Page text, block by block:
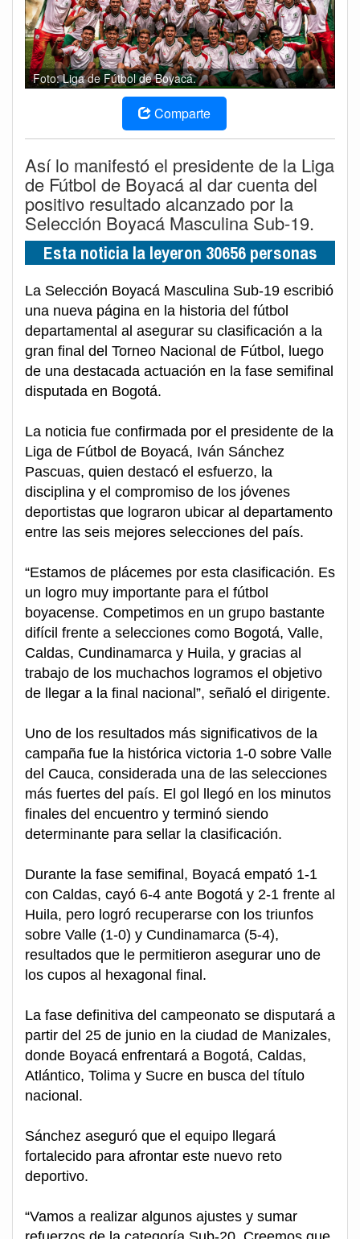
Foto: Liga de Fútbol de Boyacá.
Comparte
Así lo manifestó el presidente de la Liga
de Fútbol de Boyacá al dar cuenta del
positivo resultado alcanzado por la
Selección Boyacá Masculina Sub-19.
Esta noticia la leyeron 30656 personas
La Selección Boyacá Masculina Sub-19 escribió
una nueva página en la historia del fútbol
departamental al asegurar su clasificación a la
gran final del Torneo Nacional de Fútbol, luego
de una destacada actuación en la fase semifinal
disputada en Bogotá.
La noticia fue confirmada por el presidente de la
Liga de Fútbol de Boyacá, Iván Sánchez
Pascuas, quien destacó el esfuerzo, la
disciplina y el compromiso de los jóvenes
deportistas que lograron ubicar al departamento
entre las seis mejores selecciones del país.
“Estamos de plácemes por esta clasificación. Es
un logro muy importante para el fútbol
boyacense. Competimos en un grupo bastante
difícil frente a selecciones como Bogotá, Valle,
Caldas, Cundinamarca y Huila, y gracias al
trabajo de los muchachos logramos el objetivo
de llegar a la final nacional”, señaló el dirigente.
Uno de los resultados más significativos de la
campaña fue la histórica victoria 1-0 sobre Valle
del Cauca, considerada una de las selecciones
más fuertes del país. El gol llegó en los minutos
finales del encuentro y terminó siendo
determinante para sellar la clasificación.
Durante la fase semifinal, Boyacá empató 1-1
con Caldas, cayó 6-4 ante Bogotá y 2-1 frente al
Huila, pero logró recuperarse con los triunfos
sobre Valle (1-0) y Cundinamarca (5-4),
resultados que le permitieron asegurar uno de
los cupos al hexagonal final.
La fase definitiva del campeonato se disputará a
partir del 25 de junio en la ciudad de Manizales,
donde Boyacá enfrentará a Bogotá, Caldas,
Atlántico, Tolima y Sucre en busca del título
nacional.
Sánchez aseguró que el equipo llegará
fortalecido para afrontar este nuevo reto
deportivo.
“Vamos a realizar algunos ajustes y sumar